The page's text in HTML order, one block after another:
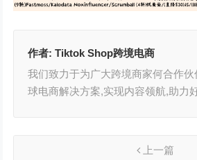
作者:Tiktok Shop跨境电商
我们致力于为广大跨境商家何合作
球电商解决方案,实现内容领航,助力
上一篇